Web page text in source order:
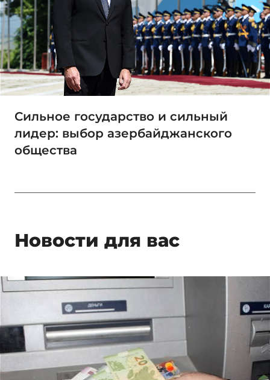
Сильное государство и сильный
лидер: выбор азербайджанского
общества
Новости для вас